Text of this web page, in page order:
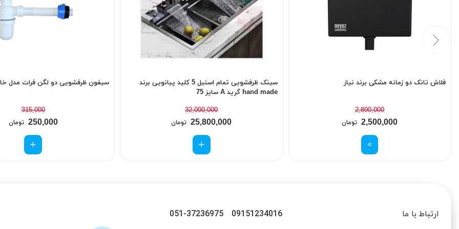
فلاش تانک دو زمانه مشکی برند نیاز
2,890,000
2,500,000 تومان
سینک ظرفشویی تمام استیل 5 کلید پیانویی برند
hand made گرید A سایز 75
32,000,000
25,800,000 تومان
سیفون ظرفشویی دو لگن فرات مدل
315,000
250,000 تومان
ارتباط با ما 09151234016
051-37236975